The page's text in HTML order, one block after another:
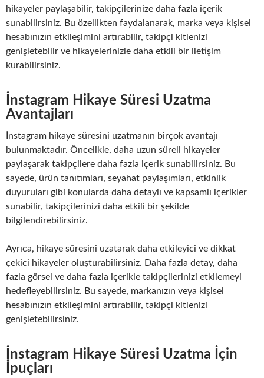
hikayeler paylaşabilir, takipçilerinize daha fazla içerik
sunabilirsiniz. Bu özellikten faydalanarak, marka veya kişisel
hesabınızın etkileşimini artırabilir, takipçi kitlenizi
genişletebilir ve hikayelerinizle daha etkili bir iletişim
kurabilirsiniz.
İnstagram Hikaye Süresi Uzatma
Avantajları
İnstagram hikaye süresini uzatmanın birçok avantajı
bulunmaktadır. Öncelikle, daha uzun süreli hikayeler
paylaşarak takipçilere daha fazla içerik sunabilirsiniz. Bu
sayede, ürün tanıtımları, seyahat paylaşımları, etkinlik
duyuruları gibi konularda daha detaylı ve kapsamlı içerikler
sunabilir, takipçilerinizi daha etkili bir şekilde
bilgilendirebilirsiniz.
Ayrıca, hikaye süresini uzatarak daha etkileyici ve dikkat
çekici hikayeler oluşturabilirsiniz. Daha fazla detay, daha
fazla görsel ve daha fazla içerikle takipçilerinizi etkilemeyi
hedefleyebilirsiniz. Bu sayede, markanızın veya kişisel
hesabınızın etkileşimini artırabilir, takipçi kitlenizi
genişletebilirsiniz.
İnstagram Hikaye Süresi Uzatma İçin
İpuçları